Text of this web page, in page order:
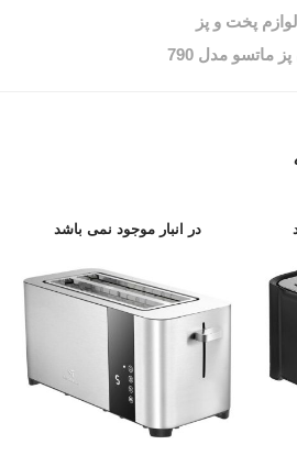
لوازم پخت و پز
ماتسو مدل 790